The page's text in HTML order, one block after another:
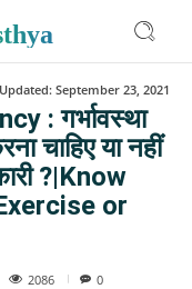
Updated: September 23, 2021
: गर्भावस्था
चाहिए या नहीं
?|Know
or
2086 0